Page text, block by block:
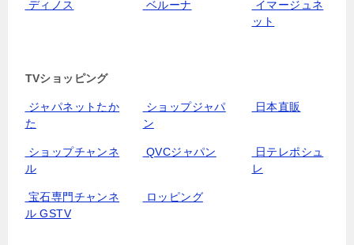
ディノス ベルーナ
イマージュネ
ット
TVショッピング
ジャパネットたか
た
ショップジャパ
ン
日本直販
ショップチャンネ
ル
QVCジャパン
日テレポシュ
レ
宝石専門チャンネ
ル GSTV
ロッピング